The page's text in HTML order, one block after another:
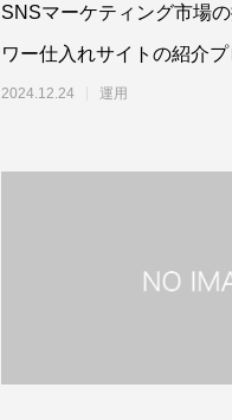
SNSマーケティング市場
ワー仕入れサイトの紹介
新しい収益モデルが近年注
2024.12.24 運用